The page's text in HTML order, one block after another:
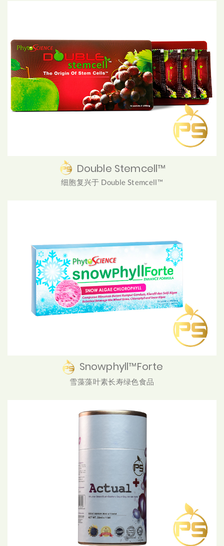
Double Stemcell™
细胞复兴于 Double Stemcell™
Snowphyll™Forte
雪藻藻叶素长寿绿色食品